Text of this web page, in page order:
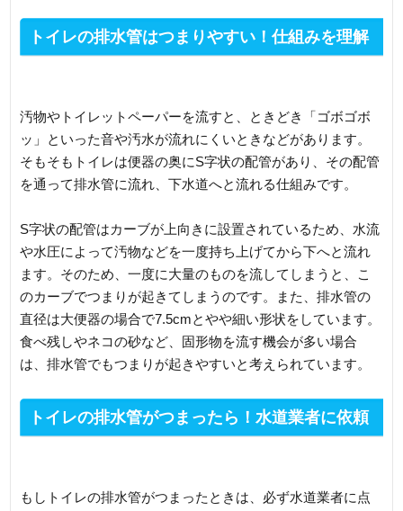
トイレの排水管はつまりやすい！仕組みを理解
汚物やトイレットペーパーを流すと、ときどき「ゴボゴボ
ッ」といった音や汚水が流れにくいときなどがあります。
そもそもトイレは便器の奥にS字状の配管があり、その配管
を通って排水管に流れ、下水道へと流れる仕組みです。
S字状の配管はカーブが上向きに設置されているため、水流
や水圧によって汚物などを一度持ち上げてから下へと流れ
ます。そのため、一度に大量のものを流してしまうと、こ
のカーブでつまりが起きてしまうのです。また、排水管の
直径は大便器の場合で7.5cmとやや細い形状をしています。
食べ残しやネコの砂など、固形物を流す機会が多い場合
は、排水管でもつまりが起きやすいと考えられています。
トイレの排水管がつまったら！水道業者に依頼
もしトイレの排水管がつまったときは、必ず水道業者に点